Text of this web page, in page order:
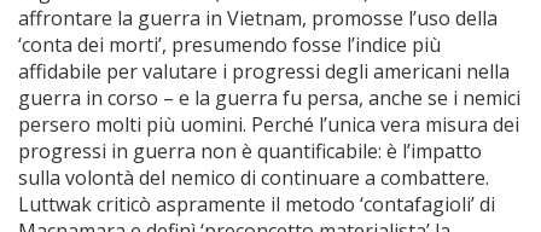
affrontare la guerra in Vietnam, promosse l’uso della
‘conta dei morti’, presumendo fosse l’indice più
affidabile per valutare i progressi degli americani nella
guerra in corso – e la guerra fu persa, anche se i nemici
persero molti più uomini. Perché l’unica vera misura dei
progressi in guerra non è quantificabile: è l’impatto
sulla volontà del nemico di continuare a combattere.
Luttwak criticò aspramente il metodo ‘contafagioli’ di